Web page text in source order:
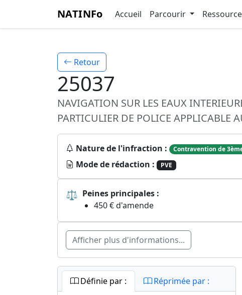
NATINFo Accueil Parcourir
Retour
25037
NAVIGATION SUR LES EAUX
PARTICULIER DE POLICE APPLICABLE
Nature de l'infraction : Contravention de
Mode de rédaction :
PVE
⚖ Peines principales :
450 € d'amende
Afficher plus d'informations...
Définie par : Réprimée par :